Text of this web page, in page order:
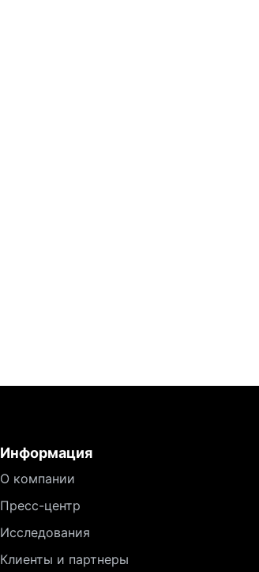
Информация
О компании
Пресс-центр
Исследования
Клиенты и партнеры